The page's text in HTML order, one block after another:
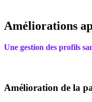
Améliorations
Une gestion des profils
Amélioration de la